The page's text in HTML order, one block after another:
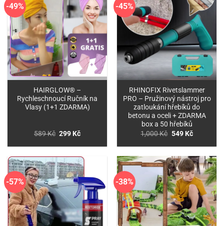
-49%
HAIRGLOW® –
Rychleschnoucí Ručník na
Vlasy (1+1 ZDARMA)
589Kč Původní
byla:
299 KčAktuální
je:
-45%
RHINOFIX Rivetslammer
PRO – Pružinový nástroj pro
zatloukání hřebíků do
betonu a oceli + ZDARMA
box a 50 hřebíků
1,000Kč Původní
byla:
549 KčAktuální
je:
-57% -38%